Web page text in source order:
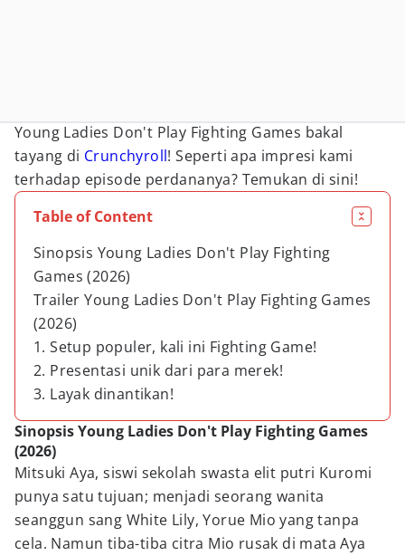
Young Ladies Don't Play Fighting Games bakal
tayang di Crunchyroll! Seperti apa impresi kami
terhadap episode perdananya? Temukan di sini!
Table of Content
Sinopsis Young Ladies Don't Play Fighting
Games (2026)
Trailer Young Ladies Don't Play Fighting Games
(2026)
1. Setup populer, kali ini Fighting Game!
2. Presentasi unik dari para merek!
3. Layak dinantikan!
Sinopsis Young Ladies Don't Play Fighting Games
(2026)
Mitsuki Aya, siswi sekolah swasta elit putri Kuromi
punya satu tujuan; menjadi seorang wanita
seanggun sang White Lily, Yorue Mio yang tanpa
cela. Namun tiba-tiba citra Mio rusak di mata Aya